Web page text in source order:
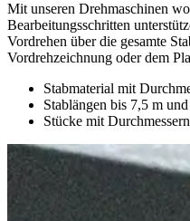
Mit unseren Drehmaschinen
Bearbeitungsschritten
Vordrehen über die gesamte
Vordrehzeichnung oder dem
Stabmaterial mit
Stablängen bis 7,5 m
Stücke mit